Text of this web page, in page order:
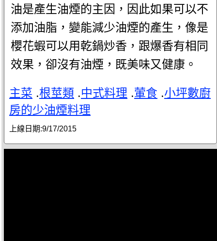
油是產生油煙的主因，因此如果可以不
添加油脂，變能減少油煙的產生，像是
櫻花蝦可以用乾鍋炒香，跟爆香有相同
效果，卻沒有油煙，既美味又健康。
主菜 .根莖類 .中式料理 .葷食 .小坪數廚
房的少油煙料理
上線日期:9/17/2015